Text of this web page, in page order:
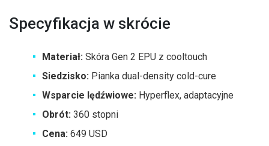
Specyfikacja w skrócie
Materiał: Skóra Gen 2 EPU z cooltouch
Siedzisko: Pianka dual-density cold-cure
Wsparcie lędźwiowe: Hyperflex, adaptacyjne
Obrót: 360 stopni
Cena: 649 USD